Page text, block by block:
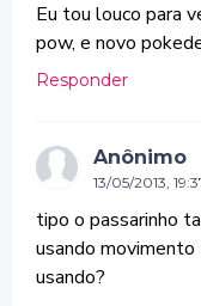
Eu tou louco para
pow, e novo
Responder
Anônimo
13/05/2013,
tipo o passarinho
usando
usando?